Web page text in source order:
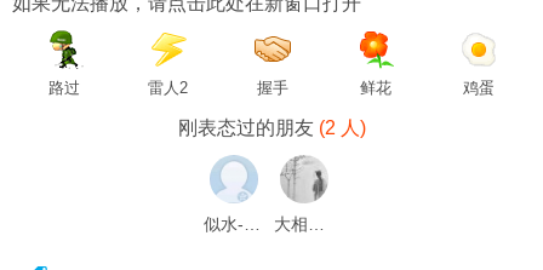
路过 雷人2 握手 鲜花 鸡蛋
刚表态过的朋友 (2 人)
似水-年华 大相无形